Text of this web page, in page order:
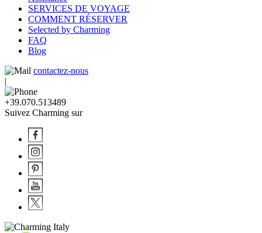
SERVICES DE VOYAGE
COMMENT RÉSERVER
Selected by Charming
FAQ
Blog
contactez-nous
|
+39.070.513489
Suivez Charming sur